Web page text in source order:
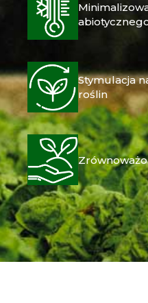
Stymulacja
roślin